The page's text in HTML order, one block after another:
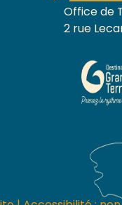
Office de
2 rue